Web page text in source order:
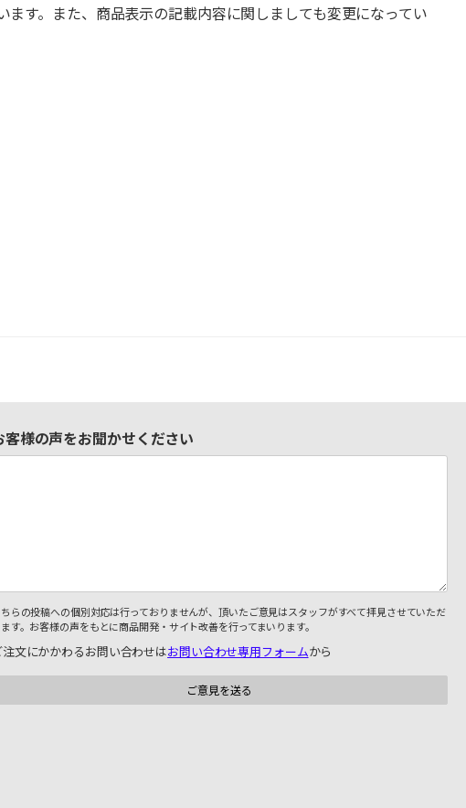
す。また、商品表示の記載内容に関しましても変更になってい
客様の声をお聞かせください
ちらの投稿への個別対応は行っておりませんが、頂いたご意見はスタッフがすべて拝見させていただ
す。お客様の声をもとに商品開発・サイト改善を行ってまいります。
注文にかかわるお問い合わせはお問い合わせ専用フォームから